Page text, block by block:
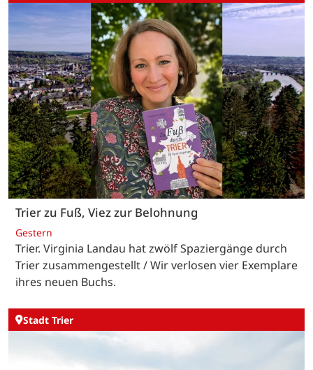
Trier zu Fuß, Viez zur Belohnung
Gestern
Trier. Virginia Landau hat zwölf Spaziergänge durch
Trier zusammengestellt / Wir verlosen vier Exemplare
ihres neuen Buchs.
Stadt Trier